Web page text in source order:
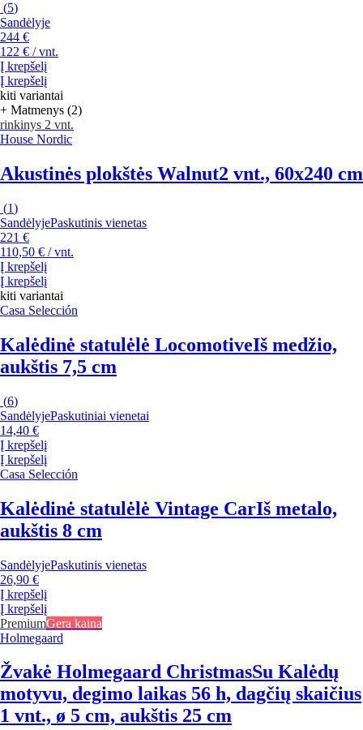
(5)
Sandėlyje
244 €
122 € / vnt.
Į krepšelį
Į krepšelį
kiti variantai
+ Matmenys (2)
rinkinys 2 vnt.
House Nordic
Akustinės plokštės Walnut2 vnt., 60x240 cm
(1)
SandėlyjePaskutinis vienetas
221 €
110,50 € / vnt.
Į krepšelį
Į krepšelį
kiti variantai
Casa Selección
Kalėdinė statulėlė LocomotiveIš medžio,
aukštis 7,5 cm
(6)
SandėlyjePaskutiniai vienetai
14,40 €
Į krepšelį
Į krepšelį
Casa Selección
Kalėdinė statulėlė Vintage CarIš metalo,
aukštis 8 cm
SandėlyjePaskutinis vienetas
26,90 €
Į krepšelį
Į krepšelį
PremiumGera kaina
Holmegaard
Žvakė Holmegaard ChristmasSu Kalėdų
motyvu, degimo laikas 56 h, dagčių skaičius
1 vnt., ø 5 cm, aukštis 25 cm